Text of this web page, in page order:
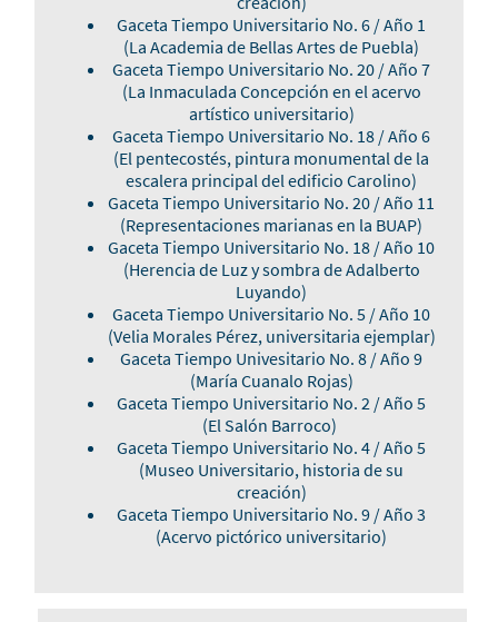
Gaceta Tiempo Universitario No. 6 / Año 1
(La Academia de Bellas Artes de Puebla)
Gaceta Tiempo Universitario No. 20 / Año 7
(La Inmaculada Concepción en el acervo
artístico universitario)
Gaceta Tiempo Universitario No. 18 / Año 6
(El pentecostés, pintura monumental de la
escalera principal del edificio Carolino)
Gaceta Tiempo Universitario No. 20 / Año 11
(Representaciones marianas en la BUAP)
Gaceta Tiempo Universitario No. 18 / Año 10
(Herencia de Luz y sombra de Adalberto
Luyando)
Gaceta Tiempo Universitario No. 5 / Año 10
(Velia Morales Pérez, universitaria ejemplar)
Gaceta Tiempo Univesitario No. 8 / Año 9
(María Cuanalo Rojas)
Gaceta Tiempo Universitario No. 2 / Año 5
(El Salón Barroco)
Gaceta Tiempo Universitario No. 4 / Año 5
(Museo Universitario, historia de su
creación)
Gaceta Tiempo Universitario No. 9 / Año 3
(Acervo pictórico universitario)